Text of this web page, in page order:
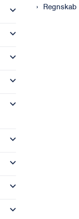
Regnskab